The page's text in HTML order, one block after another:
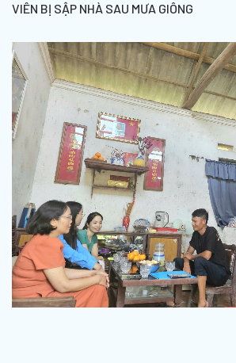
VIÊN BỊ SẬP NHÀ SAU MƯA GIÔNG